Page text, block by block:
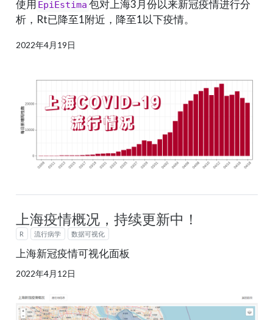
使用 EpiEstima 包对上海3月份以来新冠疫情进行分
析，Rt已降至1附近，降至1以下疫情。
2022年4月19日
上海疫情概况，持续更新中！
R 流行病学 数据可视化
上海新冠疫情可视化面板
2022年4月12日